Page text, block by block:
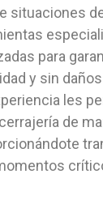
situaciones
para
y sin
les
de